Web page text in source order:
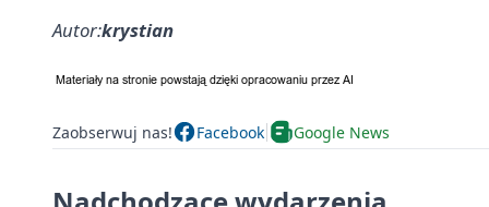
Autor:krystian
Zaobserwuj nas! Facebook Google News